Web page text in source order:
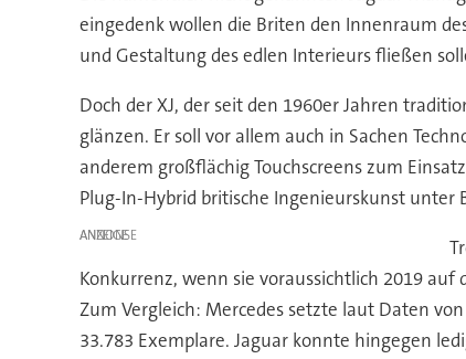
eingedenk wollen die Briten den Innenraum
und Gestaltung des edlen Interieurs fließen
Doch der XJ, der seit den 1960er Jahren
glänzen. Er soll vor allem auch in Sachen
anderem großflächig Touchscreens zum
Plug-In-Hybrid britische Ingenieurskunst unter
ANZEIGE
Konkurrenz, wenn sie voraussichtlich 2019
Zum Vergleich: Mercedes setzte laut Daten
33.783 Exemplare. Jaguar konnte hingegen